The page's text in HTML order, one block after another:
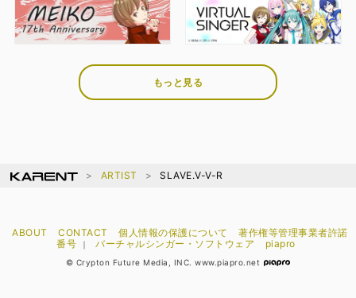
もっと見る
ARTIST SLAVE.V-V-R
ABOUT CONTACT 個人情報の保護について
著作権等管理事業者許諾
番号
｜ バーチャルシンガー・ソフトウェア piapro
© Crypton Future Media, INC. www.piapro.net